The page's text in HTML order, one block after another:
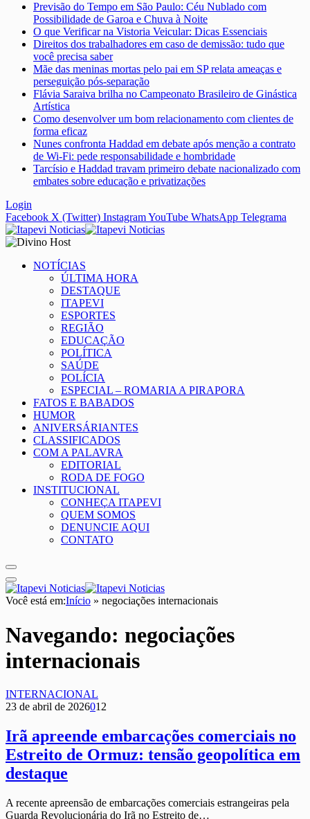
Previsão do Tempo em São Paulo: Céu Nublado com
Possibilidade de Garoa e Chuva à Noite
O que Verificar na Vistoria Veicular: Dicas Essenciais
Direitos dos trabalhadores em caso de demissão: tudo que
você precisa saber
Mãe das meninas mortas pelo pai em SP relata ameaças e
perseguição pós-separação
Flávia Saraiva brilha no Campeonato Brasileiro de Ginástica
Artística
Como desenvolver um bom relacionamento com clientes de
forma eficaz
Nunes confronta Haddad em debate após menção a contrato
de Wi-Fi: pede responsabilidade e hombridade
Tarcísio e Haddad travam primeiro debate nacionalizado com
embates sobre educação e privatizações
Login
Facebook X (Twitter) InstagramYouTube WhatsApp Telegrama
NOTÍCIAS
ÚLTIMA HORA
DESTAQUE
ITAPEVI
ESPORTES
REGIÃO
EDUCAÇÃO
POLÍTICA
SAÚDE
POLÍCIA
ESPECIAL – ROMARIA A PIRAPORA
FATOS E BABADOS
HUMOR
ANIVERSÁRIANTES
CLASSIFICADOS
COM A PALAVRA
EDITORIAL
RODA DE FOGO
INSTITUCIONAL
CONHEÇA ITAPEVI
QUEM SOMOS
DENUNCIE AQUI
CONTATO
Você está em:Início » negociações internacionais
Navegando: negociações
internacionais
INTERNACIONAL
23 de abril de 2026012
Irã apreende embarcações comerciais no
Estreito de Ormuz: tensão geopolítica em
destaque
A recente apreensão de embarcações comerciais estrangeiras pela
Guarda Revolucionária do Irã no Estreito de…